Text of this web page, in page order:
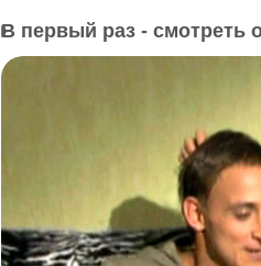
В первый раз - смотреть